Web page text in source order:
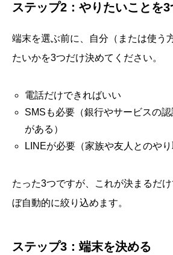
ステップ2：やりたいことを
端末を選ぶ前に、自分（または使う
たいかを3つだけ決めてください。
電話だけできればいい
SMSも必要（銀行やサービスの
がある）
LINEが必要（家族や友人とのやり
たった3つですが、これが決まるだ
ぼ自動的に絞り込めます。
ステップ3：端末を決める